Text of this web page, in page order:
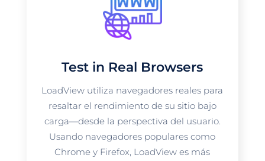
Test in Real Browsers
LoadView utiliza navegadores reales para
resaltar el rendimiento de su sitio bajo
carga—desde la perspectiva del usuario.
Usando navegadores populares como
Chrome y Firefox, LoadView es más